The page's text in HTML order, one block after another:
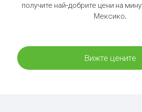
получите най-добрите цени на
Мексико.
Вижте цените